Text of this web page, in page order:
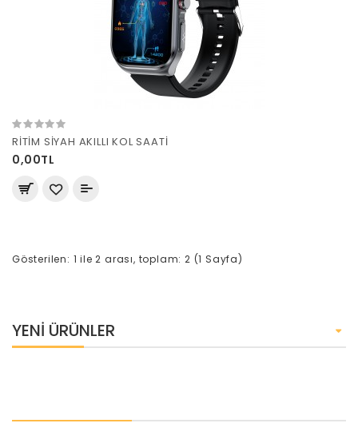
RİTİM SİYAH AKILLI KOL SAATİ
0,00TL
Gösterilen: 1 ile 2 arası, toplam: 2 (1 Sayfa)
YENI ÜRÜNLER